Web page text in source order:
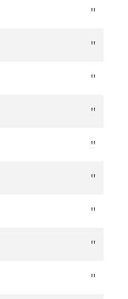
''
''
''
''
''
''
''
''
''
''
+ 00:46
+ 00:47
''
''
+ 00:49
+ 00:52
+ 00:54
''